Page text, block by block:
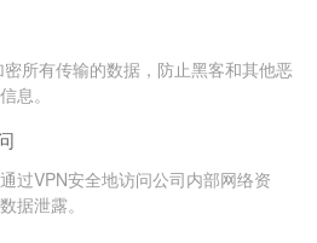
所有传输的数据，防止黑客和其他恶
息。
过VPN安全地访问公司内部网络资
据泄露。